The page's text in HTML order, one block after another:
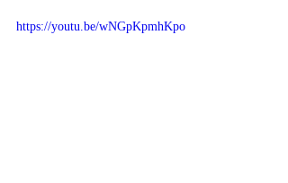
https://youtu.be/wNGpKpmhKpo